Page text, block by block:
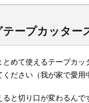
ープカッター
とめて使えるテープカ
ださい（我が家で愛用
ると切り口が変わるん